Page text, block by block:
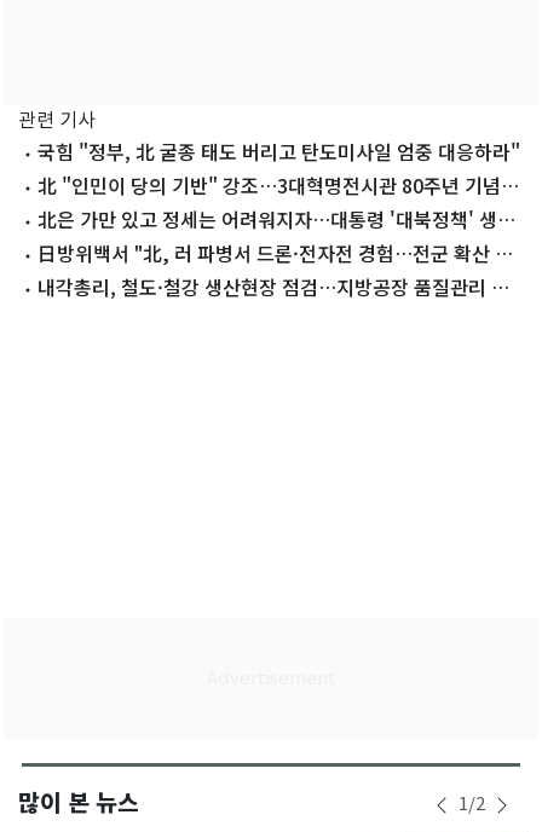
관련 기사
국힘 "정부, 北 굴종 태도 버리고 탄도미사일 엄중 대응하라"
北 "인민이 당의 기반" 강조…3대혁명전시관 80주년 기념
[데일리 북한]
北은 가만 있고 정세는 어려워지자…대통령 '대북정책' 생각
바뀌었나
日방위백서 "北, 러 파병서 드론·전자전 경험…전군 확산 우
려"내각총리, 철도·철강 생산현장 점검…지방공장 품질관리 강
많이 본 뉴스 1/2